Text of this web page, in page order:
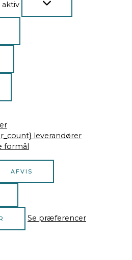
aktiv
leverandører
formål
AFVIS
Se præferencer